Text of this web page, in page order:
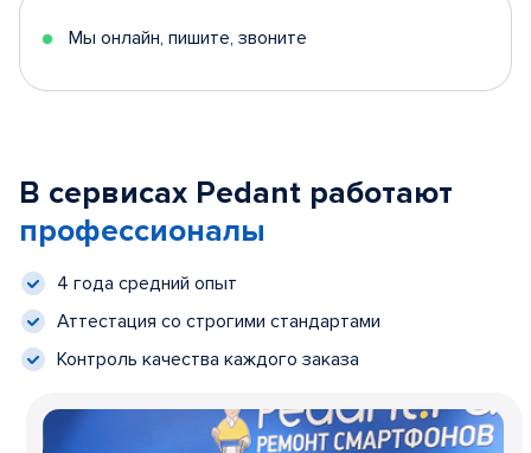
Мы онлайн, пишите, звоните
В сервисах Pedant работают
профессионалы
4 года средний опыт
Аттестация со строгими стандартами
Контроль качества каждого заказа